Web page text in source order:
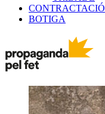
CONTRACTACIÓ
BOTIGA